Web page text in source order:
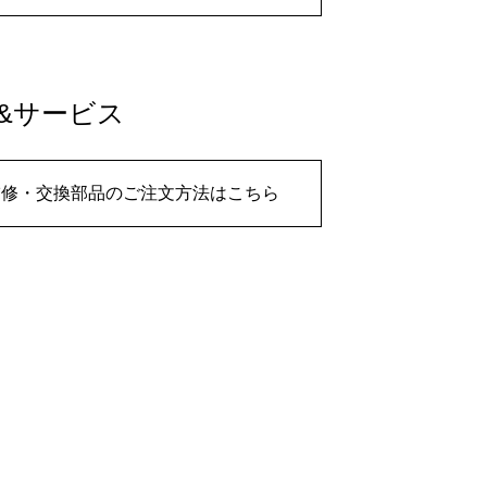
サービス
・交換部品のご注文方法はこちら